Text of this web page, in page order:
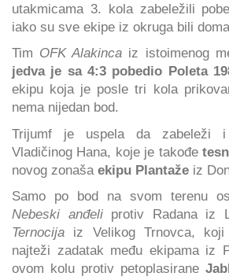
utakmicama 3. kola zabeležili
iako su sve ekipe iz okruga bili
Tim OFK Alakinca iz istoimenog
jedva je sa 4:3 pobedio Poleta
ekipu koja je posle tri kola
nema nijedan bod.
Trijumf je uspela da zabeleži i
Vladičinog Hana, koje je takođe
novog zonaša ekipu Plantaže iz
Samo po bod na svom terenu
Nebeski anđeliprotiv Radana iz
Ternocija iz Velikog Trnovca,
najteži zadatak među ekipama iz
ovom kolu protiv petoplasirane